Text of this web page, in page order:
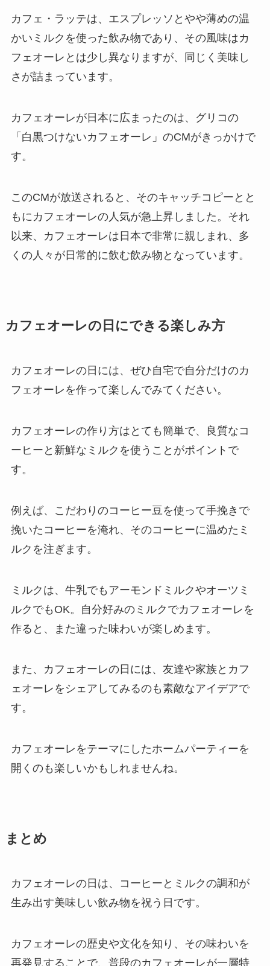
カフェ・ラッテは、エスプレッソとやや薄めの温
かいミルクを使った飲み物であり、その風味はカ
フェオーレとは少し異なりますが、同じく美味し
さが詰まっています。
カフェオーレが日本に広まったのは、グリコの
「白黒つけないカフェオーレ」のCMがきっかけで
す。
このCMが放送されると、そのキャッチコピーとと
もにカフェオーレの人気が急上昇しました。それ
以来、カフェオーレは日本で非常に親しまれ、多
くの人々が日常的に飲む飲み物となっています。
カフェオーレの日にできる楽しみ方
カフェオーレの日には、ぜひ自宅で自分だけのカ
フェオーレを作って楽しんでみてください。
カフェオーレの作り方はとても簡単で、良質なコ
ーヒーと新鮮なミルクを使うことがポイントで
す。
例えば、こだわりのコーヒー豆を使って手挽きで
挽いたコーヒーを淹れ、そのコーヒーに温めたミ
ルクを注ぎます。
ミルクは、牛乳でもアーモンドミルクやオーツミ
ルクでもOK。自分好みのミルクでカフェオーレを
作ると、また違った味わいが楽しめます。
また、カフェオーレの日には、友達や家族とカフ
ェオーレをシェアしてみるのも素敵なアイデアで
す。
カフェオーレをテーマにしたホームパーティーを
開くのも楽しいかもしれませんね。
まとめ
カフェオーレの日は、コーヒーとミルクの調和が
生み出す美味しい飲み物を祝う日です。
カフェオーレの歴史や文化を知り、その味わいを
再発見することで、普段のカフェオーレが一層特